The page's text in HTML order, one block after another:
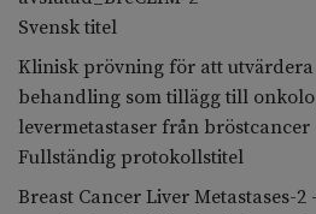
Svensk titel
Klinisk prövning för att
behandling som tillägg till
levermetastaser från bröstcancer
Fullständig protokollstitel
Breast Cancer Liver Metastases-